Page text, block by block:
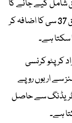
شامل کیے جانے کا
امکان ہے۔ اس سلسلے میں سیکشن 37 میں شق 37 سی کا اضافہ کر
سکتا ہے۔
تقریباً 90 لاکھ افراد کرپٹو کرنسی
سے اربوں روپے
ٹریڈنگ سے حاصل
ہے۔